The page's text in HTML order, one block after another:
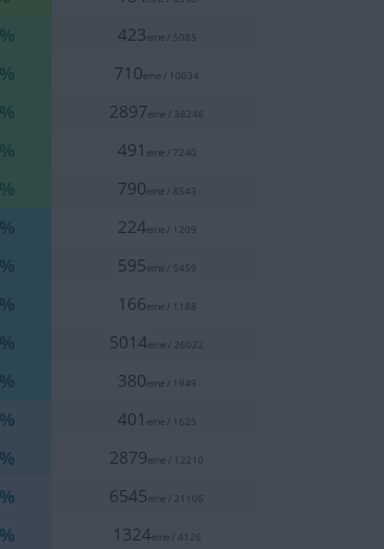
423eme / 5085
710eme / 10034
2897eme / 38246
491 eme / 7240
790eme / 8543
224eme / 1209
595eme / 5459
166eme / 1188
5014eme / 26022
380eme / 1949
401 eme / 1625
2879eme / 12210
6545eme / 21106
1324eme / 4126